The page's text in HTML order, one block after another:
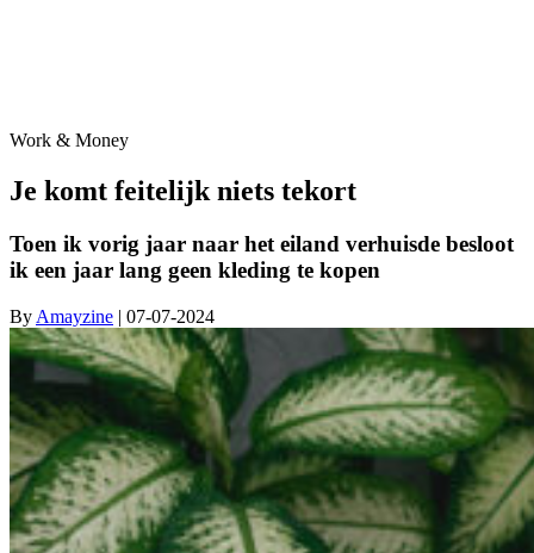
Work & Money
Je komt feitelijk niets tekort
Toen ik vorig jaar naar het eiland verhuisde besloot
ik een jaar lang geen kleding te kopen
By Amayzine | 07-07-2024